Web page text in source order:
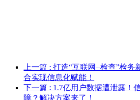
上一篇 : 打造“互联网+检查”检务
合实现信息化赋能！
下一篇 : 1.7亿用户数据遭泄露！
障？解决方案来了！